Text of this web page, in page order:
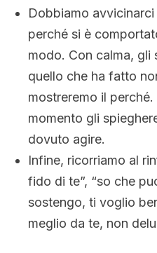
Dobbiamo
perché si è
modo. Con calma, gli
quello che ha fatto
mostreremo il
momento gli
dovuto agire.
Infine, ricorriamo al
fido di te”, “so che
sostengo, ti voglio
meglio da te, non